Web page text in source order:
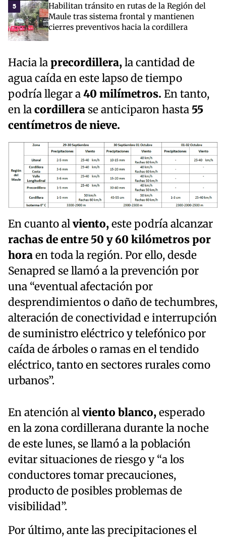
5
Habilitan tránsito en rutas de la Región del
Maule tras sistema frontal y mantienen
cierres preventivos hacia la cordillera
Hacia laprecordillera,la cantidad de
agua caída en este lapso de tiempo
podría llegar a40 milímetros. En tanto,
en lacordillera se anticiparon hasta 55
centímetros de nieve.
En cuanto alviento,este podría alcanzar
rachas de entre 50 y 60 kilómetros por
horaen toda la región. Por ello, desde
Senapred se llamó a la prevención por
una “eventual afectación por
desprendimientos o daño de techumbres,
alteración de conectividad e interrupción
de suministro eléctrico y telefónico por
caída de árboles o ramas en el tendido
eléctrico, tanto en sectores rurales como
urbanos”.
En atención alviento blanco,esperado
en la zona cordillerana durante la noche
de este lunes, se llamó a la población
evitar situaciones de riesgo y “a los
conductores tomar precauciones,
producto de posibles problemas de
visibilidad”.
Por último, ante las precipitaciones el